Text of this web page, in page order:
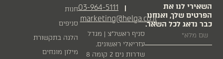
03-964-5111 |
marketing@helga.co.il
סניף ראשל״צ | מגדל
עזריאלי ראשונים,
שדרות נים 2 קומה 8
חנות
סניפים
הלגה בתקשורת
מילון מונחים
השאירי לנו את
הפרטים שלך, ואנחנו
כבר נדאג לכל השאר.